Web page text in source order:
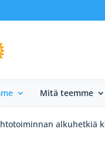
Mitä teemme
alkuhetkiä